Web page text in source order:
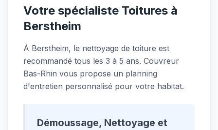
Votre spécialiste Toitures à
Berstheim
À Berstheim, le nettoyage de toiture est
recommandé tous les 3 à 5 ans. Couvreur
Bas-Rhin vous propose un planning
d'entretien personnalisé pour votre habitat.
Démoussage, Nettoyage et